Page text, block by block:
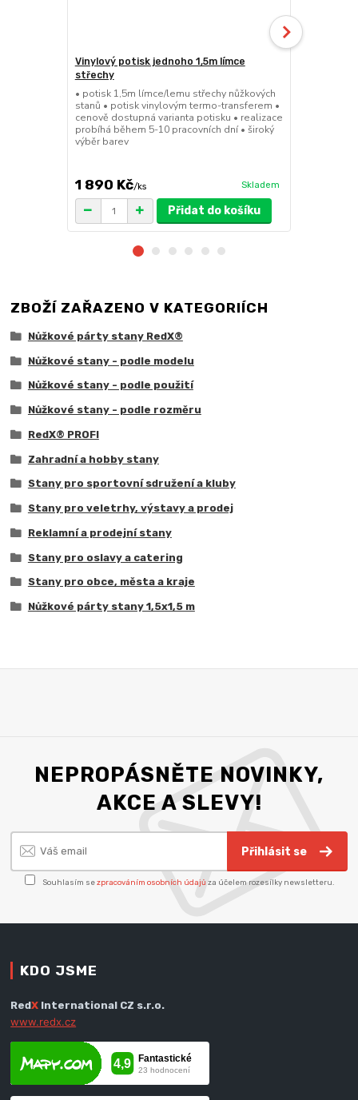
Vinylový potisk jednoho 1,5m límce
střechy
• potisk 1,5m límce/lemu střechy nůžkových
stanů • potisk vinylovým termo-transferem •
cenově dostupná varianta potisku • realizace
probíhá během 5-10 pracovních dní • široký
výběr barev
1 890 Kč/ks Skladem
Přidat do košíku
ZBOŽÍ ZAŘAZENO V KATEGORIÍCH
Nůžkové párty stany RedX®
Nůžkové stany - podle modelu
Nůžkové stany - podle použití
Nůžkové stany - podle rozměru
RedX® PROFI
Zahradní a hobby stany
Stany pro sportovní sdružení a kluby
Stany pro veletrhy, výstavy a prodej
Reklamní a prodejní stany
Stany pro oslavy a catering
Stany pro obce, města a kraje
Nůžkové párty stany 1,5x1,5 m
NEPROPÁSNĚTE NOVINKY,
AKCE A SLEVY!
Přihlásit se
Souhlasím sezpracováním osobních údajů za účelem rozesílky newsletteru.
KDO JSME
RedX International CZ s.r.o.
www.redx.cz